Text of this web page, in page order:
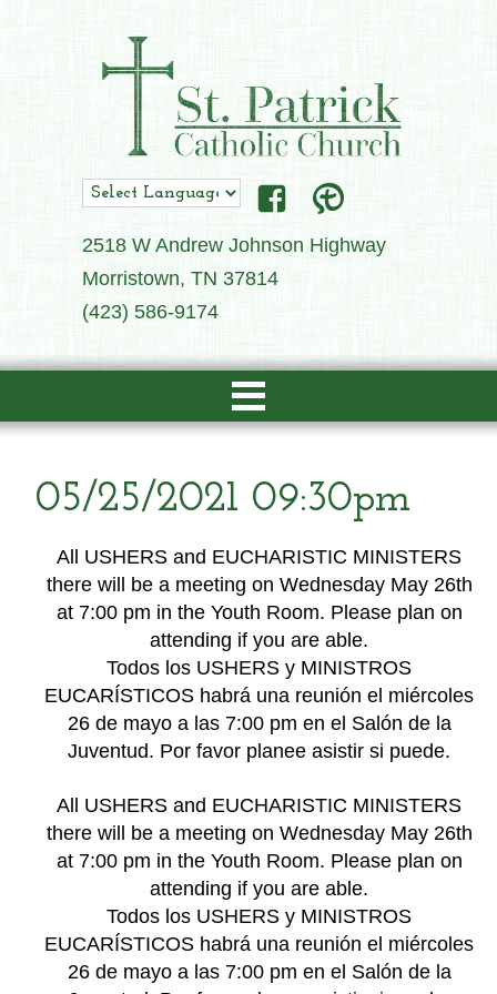
2518 W Andrew Johnson Highway
Morristown, TN 37814
(423) 586-9174
05/25/2021 09:30pm
All USHERS and EUCHARISTIC MINISTERS
there will be a meeting on Wednesday May 26th
at 7:00 pm in the Youth Room. Please plan on
attending if you are able.
Todos los USHERS y MINISTROS
EUCARÍSTICOS habrá una reunión el miércoles
26 de mayo a las 7:00 pm en el Salón de la
Juventud. Por favor planee asistir si puede.
All USHERS and EUCHARISTIC MINISTERS
there will be a meeting on Wednesday May 26th
at 7:00 pm in the Youth Room. Please plan on
attending if you are able.
Todos los USHERS y MINISTROS
EUCARÍSTICOS habrá una reunión el miércoles
26 de mayo a las 7:00 pm en el Salón de la